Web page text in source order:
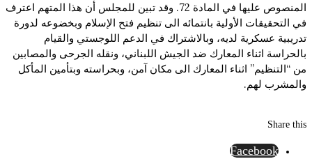
المنصوص عليها في المادة 72. وقد تبين للمجلس أن هذا المتهم اعترف
في التحقيقات الأولية بانتمائه الى تنظيم فتح الإسلام وبخضوعه لدورة
تدريبية عسكرية لديه، وبالاشتراك في الدعم اللوجستي والقيام
بالحراسة اثناء المعارك ضد الجيش اللبناني، ونقله الجرحى والمصابين
من “التنظيم” اثناء المعارك الى مكان آمن، وبحراسته وبتأمين المأكل
والمشرب لهم.
Share this
Facebook